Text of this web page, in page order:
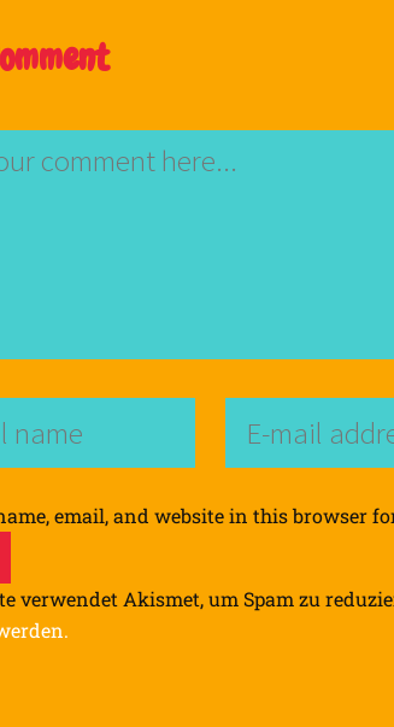
email, and website in this browser
verwendet Akismet, um Spam zu